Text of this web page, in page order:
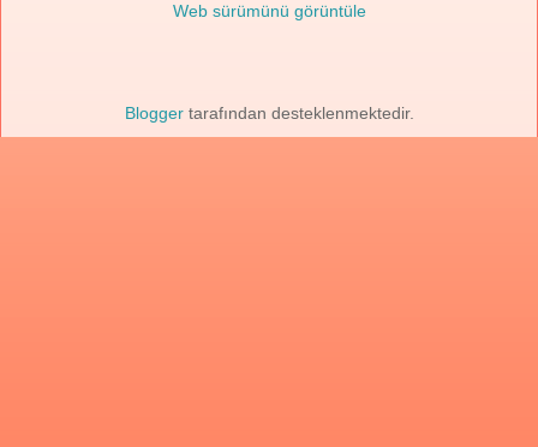
Web sürümünü görüntüle
Bloggertarafından desteklenmektedir.